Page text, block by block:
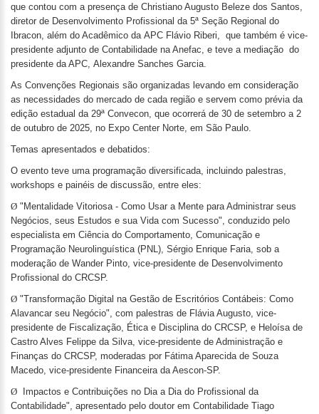
que contou com a presença de Christiano Augusto Beleze dos Santos,
diretor de Desenvolvimento Profissional da 5ª Seção Regional do
Ibracon, além do Acadêmico da APC Flávio Riberi, que também é vice-
presidente adjunto de Contabilidade na Anefac, e teve a mediação do
presidente da APC, Alexandre Sanches Garcia.
As Convenções Regionais são organizadas levando em consideração
as necessidades do mercado de cada região e servem como prévia da
edição estadual da 29ª Convecon, que ocorrerá de 30 de setembro a 2
de outubro de 2025, no Expo Center Norte, em São Paulo.
Temas apresentados e debatidos:
O evento teve uma programação diversificada, incluindo palestras,
workshops e painéis de discussão, entre eles:
Ø "Mentalidade Vitoriosa - Como Usar a Mente para Administrar seus
Negócios, seus Estudos e sua Vida com Sucesso", conduzido pelo
especialista em Ciência do Comportamento, Comunicação e
Programação Neurolinguística (PNL), Sérgio Enrique Faria, sob a
moderação de Wander Pinto, vice-presidente de Desenvolvimento
Profissional do CRCSP.
Ø "Transformação Digital na Gestão de Escritórios Contábeis: Como
Alavancar seu Negócio", com palestras de Flávia Augusto, vice-
presidente de Fiscalização, Ética e Disciplina do CRCSP, e Heloísa de
Castro Alves Felippe da Silva, vice-presidente de Administração e
Finanças do CRCSP, moderadas por Fátima Aparecida de Souza
Macedo, vice-presidente Financeira da Aescon-SP.
Ø
Impactos e Contribuições no Dia a Dia do Profissional da
Contabilidade", apresentado pelo doutor em Contabilidade Tiago